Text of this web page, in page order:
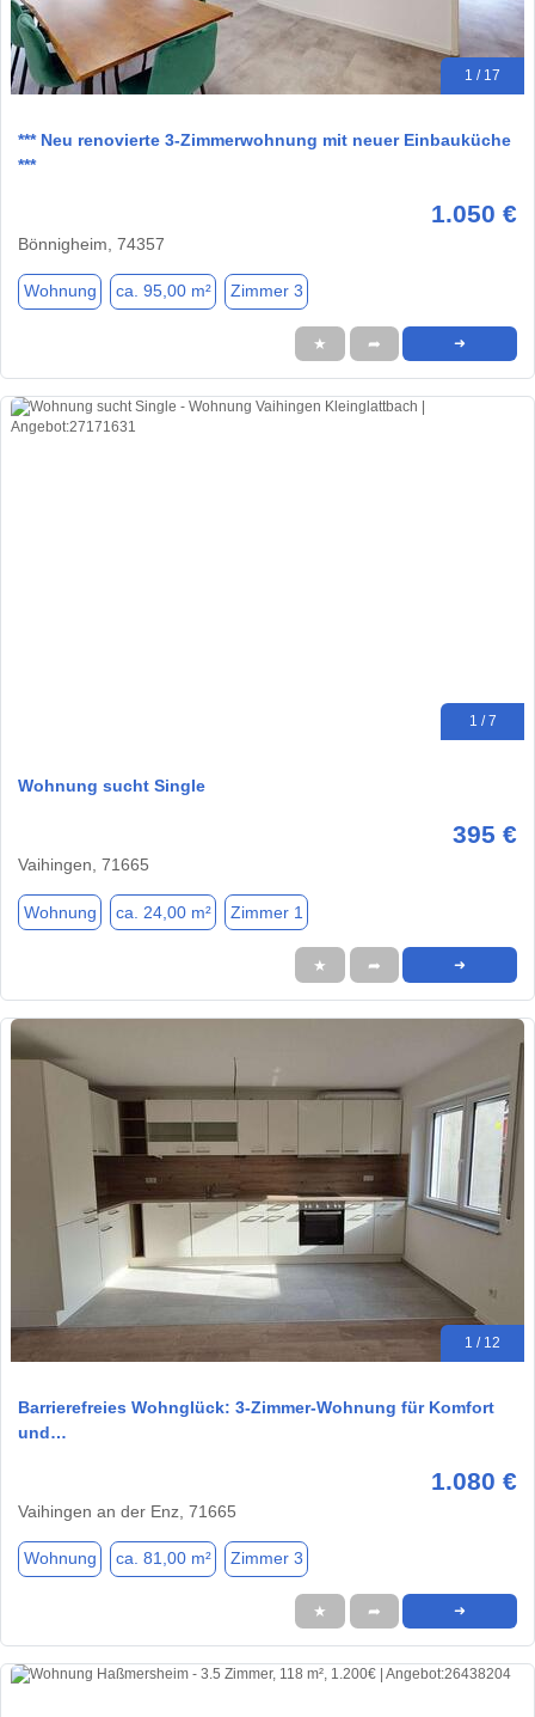
1 / 17
*** Neu renovierte 3-Zimmerwohnung mit neuer Einbauküche
***
1.050 €
Bönnigheim, 74357
Wohnung ca. 95,00 m² Zimmer 3
★ ➦ ➜
1 / 7
Wohnung sucht Single
395 €
Vaihingen, 71665
Wohnung ca. 24,00 m² Zimmer 1
★ ➦ ➜
1 / 12
Barrierefreies Wohnglück: 3-Zimmer-Wohnung für Komfort
und…
1.080 €
Vaihingen an der Enz, 71665
Wohnung ca. 81,00 m² Zimmer 3
★ ➦ ➜